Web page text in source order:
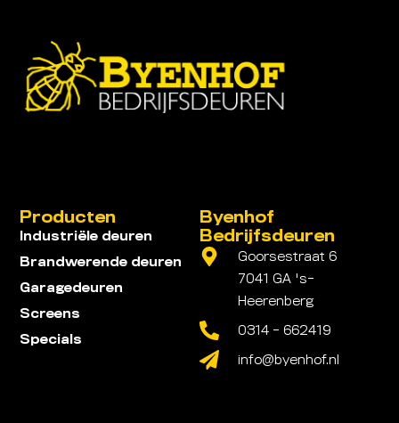
Byenhof
Bedrijfsdeuren
Goorsestraat 6
7041 GA 's-
Heerenberg
0314 - 662419
info@byenhof.nl
Producten
Industriële deuren
Brandwerende deuren
Garagedeuren
Screens
Specials